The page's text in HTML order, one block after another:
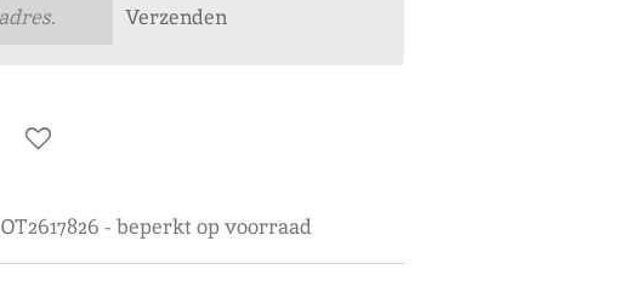
Verzenden
OT2617826 - beperkt op voorraad